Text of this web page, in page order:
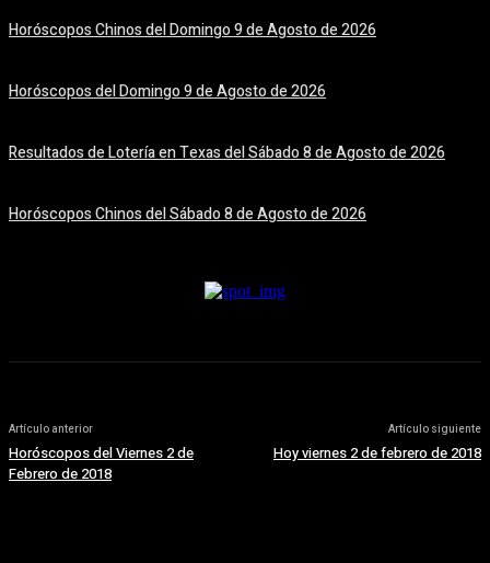
Horóscopos Chinos del Domingo 9 de Agosto de 2026
Horóscopos del Domingo 9 de Agosto de 2026
Resultados de Lotería en Texas del Sábado 8 de Agosto de 2026
Horóscopos Chinos del Sábado 8 de Agosto de 2026
Artículo anterior
Horóscopos del Viernes 2 de
Febrero de 2018
Artículo siguiente
Hoy viernes 2 de febrero de 2018